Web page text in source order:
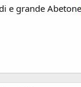
e grande Abetone